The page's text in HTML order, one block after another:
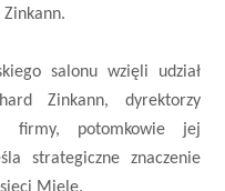
salonu wzięli udział
Zinkann, dyrektorzy
firmy, potomkowie jej
strategiczne znaczenie